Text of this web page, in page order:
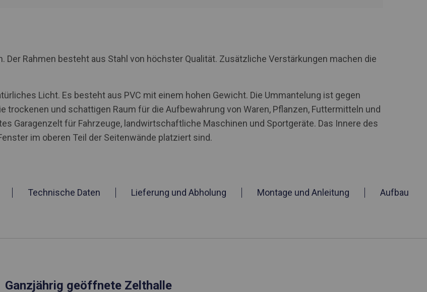
Der Rahmen besteht aus Stahl von höchster Qualität. Zusätzliche Verstärkungen machen die
Licht. Es besteht aus PVC mit einem hohen Gewicht. Die Ummantelung ist gegen
trockenen und schattigen Raum für die Aufbewahrung von Waren, Pflanzen, Futtermitteln und
Garagenzelt für Fahrzeuge, landwirtschaftliche Maschinen und Sportgeräte. Das Innere des
im oberen Teil der Seitenwände platziert sind.
Technische Daten Lieferung und Abholung Montage und Anleitung Aufbau
Ganzjährig geöffnete Zelthalle